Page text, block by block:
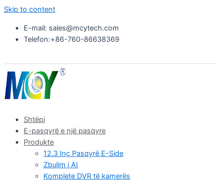
Skip to content
E-mail: sales@mcytech.com
Telefon:+86-760-86638369
Shtëpi
E-pasqyrë e një pasqyre
Produkte
12.3 Inç Pasqyrë E-Side
Zbulim i AI
Komplete DVR të kamerës